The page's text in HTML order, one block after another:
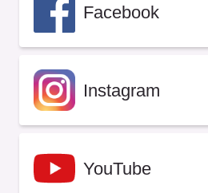
Facebook
Instagram
YouTube